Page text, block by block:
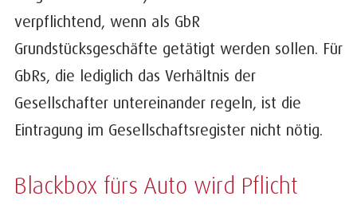
verpflichtend, wenn als GbR
Grundstücksgeschäfte getätigt werden sollen. Für
GbRs, die lediglich das Verhältnis der
Gesellschafter untereinander regeln, ist die
Eintragung im Gesellschaftsregister nicht nötig.
Blackbox fürs Auto wird Pflicht